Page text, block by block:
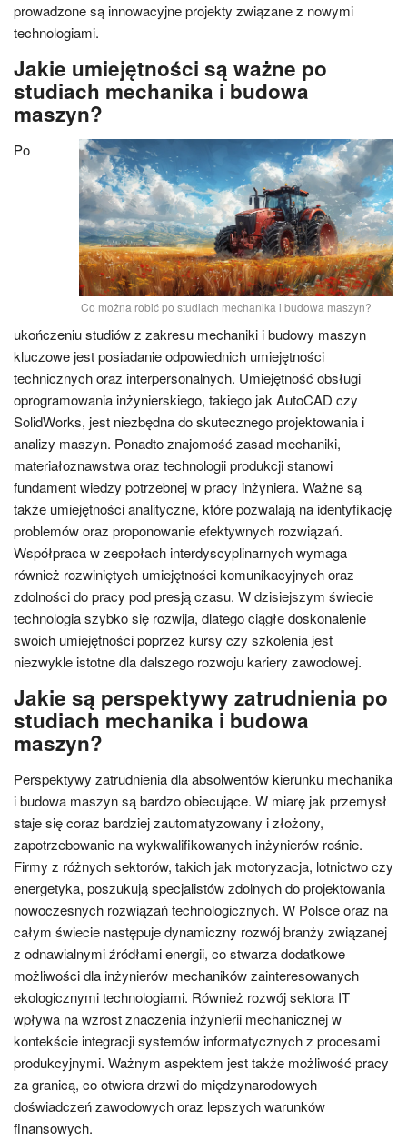
prowadzone są innowacyjne projekty związane z nowymi
technologiami.
Jakie umiejętności są ważne po
studiach mechanika i budowa
maszyn?
Co można robić po studiach mechanika i budowa maszyn?
Po
ukończeniu studiów z zakresu mechaniki i budowy maszyn
kluczowe jest posiadanie odpowiednich umiejętności
technicznych oraz interpersonalnych. Umiejętność obsługi
oprogramowania inżynierskiego, takiego jak AutoCAD czy
SolidWorks, jest niezbędna do skutecznego projektowania i
analizy maszyn. Ponadto znajomość zasad mechaniki,
materiałoznawstwa oraz technologii produkcji stanowi
fundament wiedzy potrzebnej w pracy inżyniera. Ważne są
także umiejętności analityczne, które pozwalają na identyfikację
problemów oraz proponowanie efektywnych rozwiązań.
Współpraca w zespołach interdyscyplinarnych wymaga
również rozwiniętych umiejętności komunikacyjnych oraz
zdolności do pracy pod presją czasu. W dzisiejszym świecie
technologia szybko się rozwija, dlatego ciągłe doskonalenie
swoich umiejętności poprzez kursy czy szkolenia jest
niezwykle istotne dla dalszego rozwoju kariery zawodowej.
Jakie są perspektywy zatrudnienia po
studiach mechanika i budowa
maszyn?
Perspektywy zatrudnienia dla absolwentów kierunku mechanika
i budowa maszyn są bardzo obiecujące. W miarę jak przemysł
staje się coraz bardziej zautomatyzowany i złożony,
zapotrzebowanie na wykwalifikowanych inżynierów rośnie.
Firmy z różnych sektorów, takich jak motoryzacja, lotnictwo czy
energetyka, poszukują specjalistów zdolnych do projektowania
nowoczesnych rozwiązań technologicznych. W Polsce oraz na
całym świecie następuje dynamiczny rozwój branży związanej
z odnawialnymi źródłami energii, co stwarza dodatkowe
możliwości dla inżynierów mechaników zainteresowanych
ekologicznymi technologiami. Również rozwój sektora IT
wpływa na wzrost znaczenia inżynierii mechanicznej w
kontekście integracji systemów informatycznych z procesami
produkcyjnymi. Ważnym aspektem jest także możliwość pracy
za granicą, co otwiera drzwi do międzynarodowych
doświadczeń zawodowych oraz lepszych warunków
finansowych.